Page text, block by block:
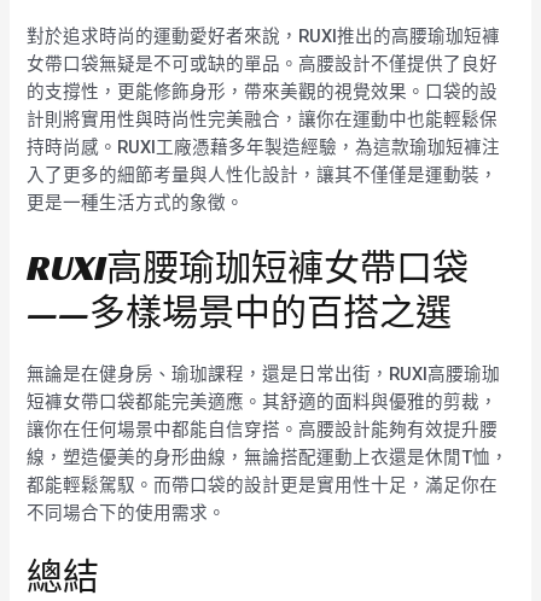
對於追求時尚的運動愛好者來說，RUXI推出的高腰瑜珈短褲
女帶口袋無疑是不可或缺的單品。高腰設計不僅提供了良好
的支撐性，更能修飾身形，帶來美觀的視覺效果。口袋的設
計則將實用性與時尚性完美融合，讓你在運動中也能輕鬆保
持時尚感。RUXI工廠憑藉多年製造經驗，為這款瑜珈短褲注
入了更多的細節考量與人性化設計，讓其不僅僅是運動裝，
更是一種生活方式的象徵。
RUXI高腰瑜珈短褲女帶口袋
——多樣場景中的百搭之選
無論是在健身房、瑜珈課程，還是日常出街，RUXI高腰瑜珈
短褲女帶口袋都能完美適應。其舒適的面料與優雅的剪裁，
讓你在任何場景中都能自信穿搭。高腰設計能夠有效提升腰
線，塑造優美的身形曲線，無論搭配運動上衣還是休閒T恤，
都能輕鬆駕馭。而帶口袋的設計更是實用性十足，滿足你在
不同場合下的使用需求。
總結